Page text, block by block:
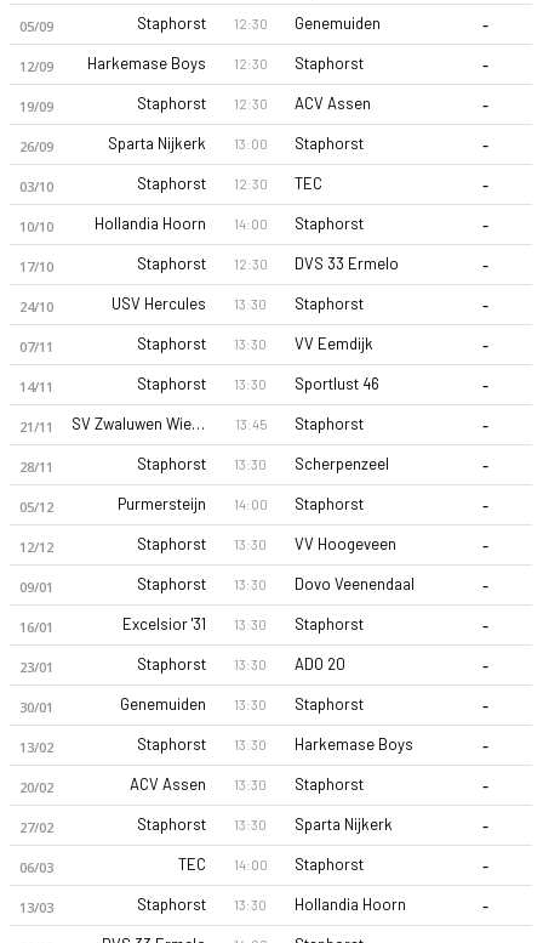
Staphorst 26-27 sezonu | Derde Divisie Grup A'de 1.
05/09 Staphorst 12:30 Genemuiden -
12/09 Harkemase Boys 12:30 Staphorst -
19/09 Staphorst 12:30 ACV Assen -
26/09 Sparta Nijkerk 13:00 Staphorst -
03/10 Staphorst 12:30 TEC -
10/10 Hollandia Hoorn 14:00 Staphorst -
17/10 Staphorst 12:30 DVS 33 Ermelo -
24/10 USV Hercules 13:30 Staphorst -
07/11 Staphorst 13:30 VV Eemdijk -
14/11 Staphorst 13:30 Sportlust 46 -
21/11 SV Zwaluwen Wierden 13:45 Staphorst -
28/11 Staphorst 13:30 Scherpenzeel -
05/12 Purmersteijn 14:00 Staphorst -
12/12 Staphorst 13:30 VV Hoogeveen -
09/01 Staphorst 13:30 Dovo Veenendaal -
16/01 Excelsior '31 13:30 Staphorst -
23/01 Staphorst 13:30 ADO 20 -
30/01 Genemuiden 13:30 Staphorst -
13/02 Staphorst 13:30 Harkemase Boys -
20/02 ACV Assen 13:30 Staphorst -
27/02 Staphorst 13:30 Sparta Nijkerk -
06/03 TEC 14:00 Staphorst -
13/03 Staphorst 13:30 Hollandia Hoorn -